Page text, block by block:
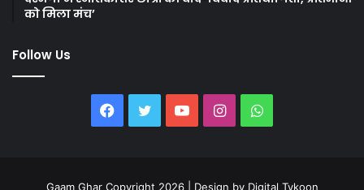
को मिला मंच’
Follow Us
Facebook
TwitterYouTubeInstagramWhatsApp
Gaam Ghar Copyright 2026 | Design by Digital Tykoon